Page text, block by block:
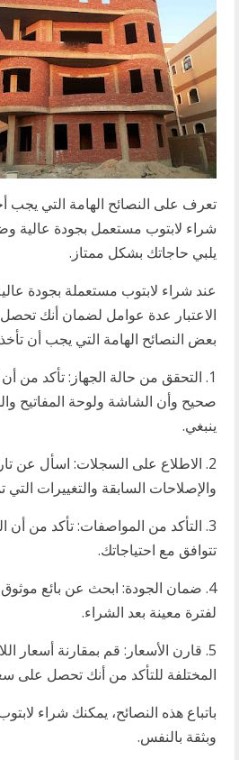
تعرف على النصائح الهامة التي يجب
شراء لابتوب مستعمل بجودة عالية
يلبي حاجاتك بشكل ممتاز.
عند شراء لابتوب مستعملة بجودة
الاعتبار عدة عوامل لضمان أنك
بعض النصائح الهامة التي يجب أن
1. التحقق من حالة الجهاز: تأكد من
صحيح وأن الشاشة ولوحة المفاتيح
ينبغي.
2. الاطلاع على السجلات: اسأل عن
والإصلاحات السابقة والتغييرات التي
3. التأكد من المواصفات: تأكد من أن
تتوافق مع احتياجاتك.
4. ضمان الجودة: ابحث عن بائع موثوق
لفترة معينة بعد الشراء.
5. قارن الأسعار: قم بمقارنة أسعار
المختلفة للتأكد من أنك تحصل على
باتباع هذه النصائح، يمكنك شراء
وبثقة بالنفس.